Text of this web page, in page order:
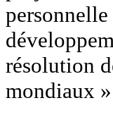
résolution
mondiaux